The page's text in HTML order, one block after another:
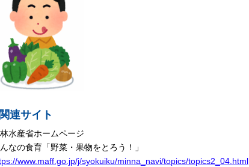
関連サイト
水産省ホームページ
なの食育「野菜・果物をとろう！」
www.maff.go.jp/j/syokuiku/minna_navi/topics/topics2_04.html